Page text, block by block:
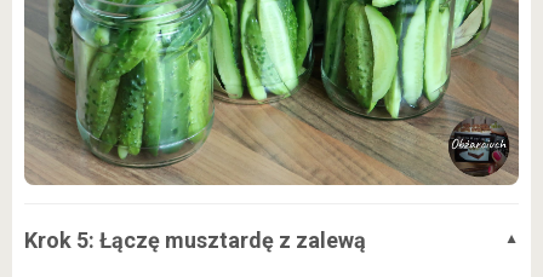
Krok 5: Łączę musztardę z zalewą